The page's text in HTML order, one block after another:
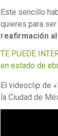
Este sencillo
quieres para
reafirmación
TE PUEDE
en estado de
El videoclip de
la Ciudad de